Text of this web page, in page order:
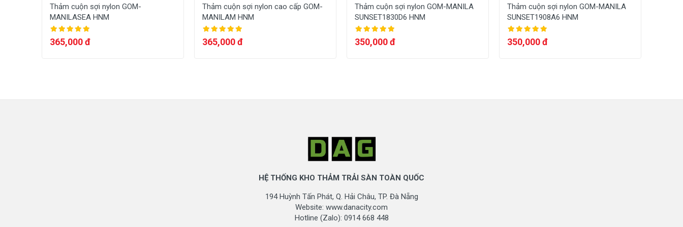
Thảm cuộn sợi nylon GOM-
MANILASEA HNM
365,000 đ
Thảm cuộn sợi nylon cao cấp GOM-
MANILAM HNM
365,000 đ
Thảm cuộn sợi nylon GOM-MANILA
SUNSET1830D6 HNM
350,000 đ
Thảm cuộn sợi nylon GOM-MANILA
SUNSET1908A6 HNM
350,000 đ
HỆ THỐNG KHO THẢM TRẢI SÀN TOÀN QUỐC
194 Huỳnh Tấn Phát, Q. Hải Châu, TP. Đà Nẵng
Website: www.danacity.com
Hotline (Zalo): 0914 668 448